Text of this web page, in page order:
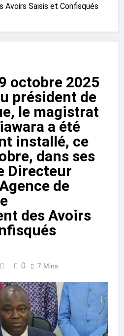
Avoirs Saisis et Confisqués
octobre 2025
président de
le magistrat
a été
installé, ce
dans ses
Directeur
de
des Avoirs
0 7 Mins